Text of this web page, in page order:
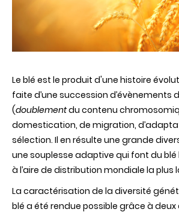
Le blé est le produit d'une histoire
faite d’une succession d’évènements
(doublementdu contenu
domestication, de migration,
sélection. Il en résulte une grande
une souplesse adaptive qui font du blé
à l’aire de distribution mondiale la plus
La caractérisation de la diversité
blé a été rendue possible grâce à